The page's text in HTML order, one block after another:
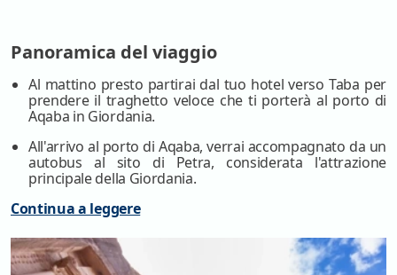
Panoramica del viaggio
Al mattino presto partirai dal tuo hotel verso Taba per
prendere il traghetto veloce che ti porterà al porto di
Aqaba in Giordania.
All'arrivo al porto di Aqaba, verrai accompagnato da un
autobus al sito di Petra, considerata l'attrazione
principale della Giordania.
Attraversando il Siq, l'ingresso famoso di Petra, avrai di
ricorderai come la scena finale di "Indiana Jones e
l'ultima crociata".
Continua a leggere